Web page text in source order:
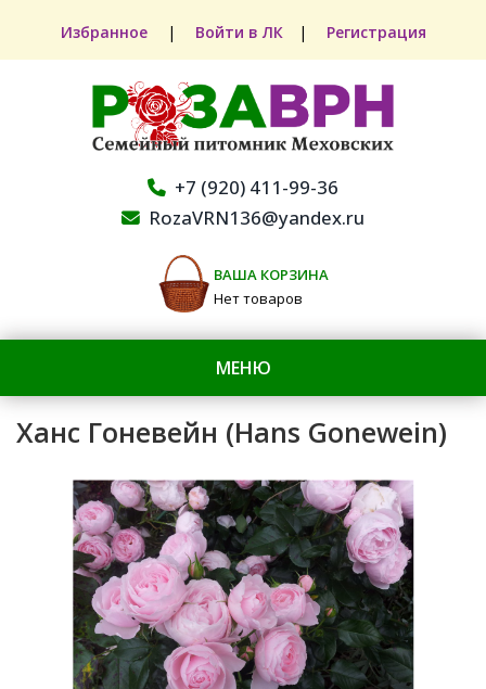
Избранное | Войти в ЛК | Регистрация
+7 (920) 411-99-36
RozaVRN136@yandex.ru
ВАША КОРЗИНА
Нет товаров
МЕНЮ
Ханс Гоневейн (Hans Gonewein)